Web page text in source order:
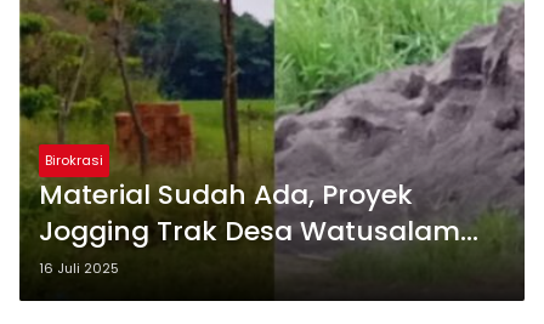
Birokrasi
Material Sudah Ada, Proyek
Jogging Trak Desa Watusalam
Kab Pekalongan Belum
dikerjakan.”Ada Apakah Dengan
16 Juli 2025